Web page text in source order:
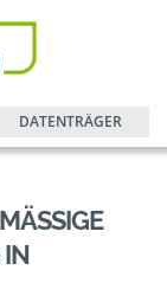
DATENTRÄGER
F
W